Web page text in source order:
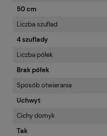
50 cm
Liczba szuflad
4 szuflady
Liczba półek
Brak półek
Sposób otwierania
Uchwyt
Cichy domyk
Tak